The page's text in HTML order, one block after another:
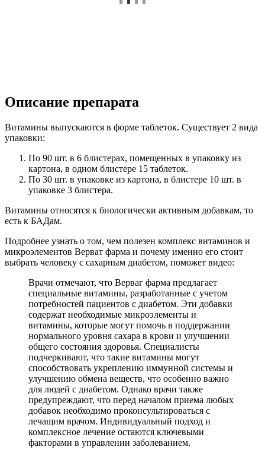
Описание препарата
Витамины выпускаются в форме таблеток. Существует 2 вида
упаковки:
По 90 шт. в 6 блистерах, помещенных в упаковку из
картона, в одном блистере 15 таблеток.
По 30 шт. в упаковке из картона, в блистере 10 шт. в
упаковке 3 блистера.
Витамины относятся к биологически активным добавкам, то
есть к БАДам.
Подробнее узнать о том, чем полезен комплекс витаминов и
микроэлементов Верват фарма и почему именно его стоит
выбрать человеку с сахарным диабетом, поможет видео:
Врачи отмечают, что Верваг фарма предлагает
специальные витамины, разработанные с учетом
потребностей пациентов с диабетом. Эти добавки
содержат необходимые микроэлементы и
витамины, которые могут помочь в поддержании
нормального уровня сахара в крови и улучшении
общего состояния здоровья. Специалисты
подчеркивают, что такие витамины могут
способствовать укреплению иммунной системы и
улучшению обмена веществ, что особенно важно
для людей с диабетом. Однако врачи также
предупреждают, что перед началом приема любых
добавок необходимо проконсультироваться с
лечащим врачом. Индивидуальный подход и
комплексное лечение остаются ключевыми
факторами в управлении заболеванием.